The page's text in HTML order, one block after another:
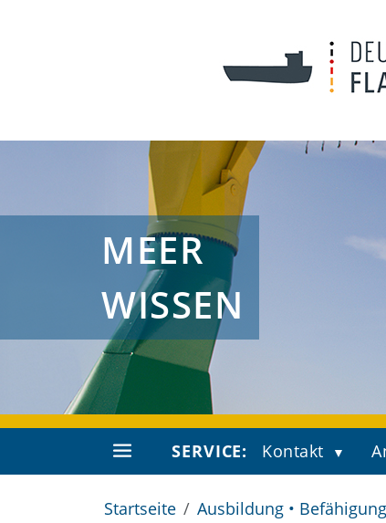
MEER
WISSEN
SERVICE: Kontakt
Startseite Ausbildung • Befähigung